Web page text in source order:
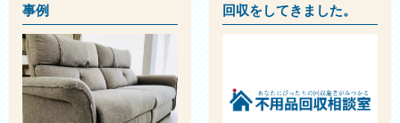
事例
回収をしてきました。